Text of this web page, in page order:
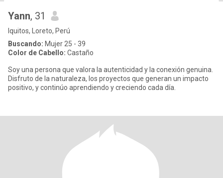
Yann, 31
Iquitos, Loreto, Perú
Buscando: Mujer 25 - 39
Color de Cabello: Castaño
Soy una persona que valora la autenticidad y la conexión genuina.
Disfruto de la naturaleza, los proyectos que generan un impacto
positivo, y continúo aprendiendo y creciendo cada día.